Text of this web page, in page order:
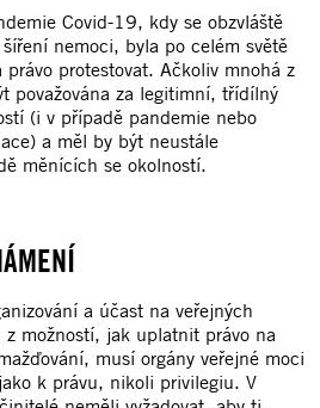
Covid-19, kdy se obzvláště
nemoci, byla po celém světě
právo protestovat. Ačkoliv mnohá z
považována za legitimní, třídílný
(i v případě pandemie nebo
a měl by být neustále
měnících se okolností.
a účast na veřejných
možností, jak uplatnit právo na
musí orgány veřejné moci
k právu, nikoli privilegiu. V